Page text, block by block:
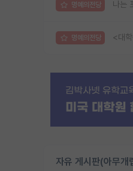
명예의전당 나는
명예의전당 <대
자유 게시판(아무개